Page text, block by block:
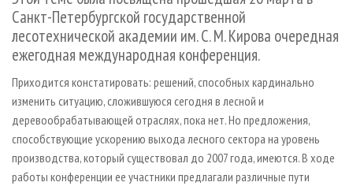
СУШКА ДРЕВЕСИНЫ
ПРОИЗВОДСТВО ДРЕВЕСНЫХ ПЛИТ
ДЕРЕВЯННОЕ ДОМОСТРОЕНИЕ
ПРОИЗВОДСТВО МЕБЕЛИ
БИОЭНЕРГЕТИКА
ЦБП
ИНСТРУМЕНТ И МАТЕРИАЛЫ
ПЕРСОНЫ
МОБИЛЬНЫЕ ВЫСТАВКИ
ОФИЦИАЛЬНЫЕ ДЕЛЕГАЦИИ
ПРИОРИТЕТНЫЕ ИНВЕСТПРОЕКТЫ
RUSSIAN FORESTRY REVIEW
ГАЗЕТА ЛЕСПРОМФОРУМ
БИБЛИОТЕКА СПЕЦИАЛИСТА
КОНТАКТЫ
РЕКЛАМА
РЕКЛАМА НА САЙТЕ
Санкт-Петербургской государственной
лесотехнической академии им. С. М. Кирова очередная
ежегодная международная конференция.
Приходится констатировать: решений, способных кардинально
изменить ситуацию, сложившуюся сегодня в лесной и
деревообрабатывающей отраслях, пока нет. Но предложения,
способствующие ускорению выхода лесного сектора на уровень
производства, который существовал до 2007 года, имеются. В ходе
работы конференции ее участники предлагали различные пути